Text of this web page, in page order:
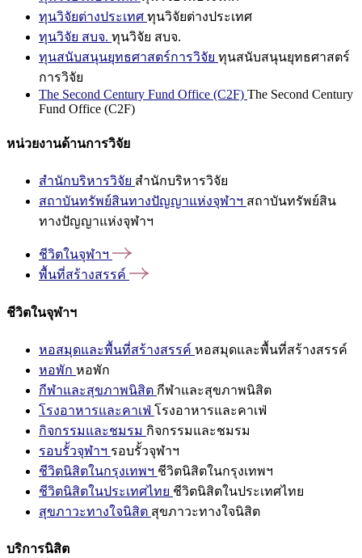
ทุนวิจัยต่างประเทศ ทุนวิจัยต่างประเทศ
ทุนวิจัย สบจ. ทุนวิจัย สบจ.
ทุนสนับสนุนยุทธศาสตร์การวิจัย ทุนสนับสนุนยุทธศาสตร์
การวิจัย
The Second Century Fund Office (C2F) The Second Century
Fund Office (C2F)
หน่วยงานด้านการวิจัย
สำนักบริหารวิจัย สำนักบริหารวิจัย
สถาบันทรัพย์สินทางปัญญาแห่งจุฬาฯ สถาบันทรัพย์สิน
ทางปัญญาแห่งจุฬาฯ
ชีวิตในจุฬาฯ
พื้นที่สร้างสรรค์
ชีวิตในจุฬาฯ
หอสมุดและพื้นที่สร้างสรรค์ หอสมุดและพื้นที่สร้างสรรค์
หอพัก หอพัก
กีฬาและสุขภาพนิสิต กีฬาและสุขภาพนิสิต
โรงอาหารและคาเฟ่ โรงอาหารและคาเฟ่
กิจกรรมและชมรม กิจกรรมและชมรม
รอบรั้วจุฬาฯ รอบรั้วจุฬาฯ
ชีวิตนิสิตในกรุงเทพฯ ชีวิตนิสิตในกรุงเทพฯ
ชีวิตนิสิตในประเทศไทย ชีวิตนิสิตในประเทศไทย
สุขภาวะทางใจนิสิต สุขภาวะทางใจนิสิต
บริการนิสิต